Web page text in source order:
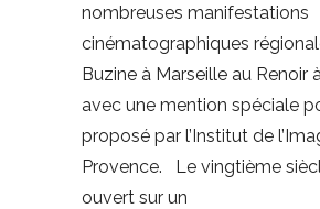
nombreuses manifestations
cinématographiques
Buzine à Marseille au Renoir
avec une mention spéciale
proposé par l’Institut de
Provence. Le vingtième
ouvert sur un